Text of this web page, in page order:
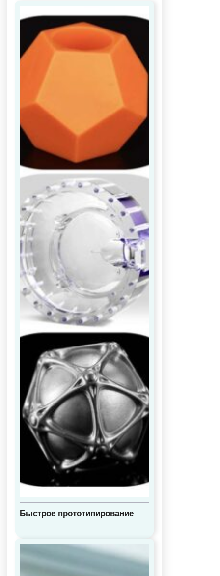
Быстрое прототипирование